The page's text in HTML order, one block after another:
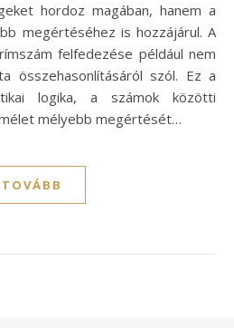
hordoz magában, hanem a
megértéséhez is hozzájárul. A
felfedezése például nem
összehasonlításáról szól. Ez a
logika, a számok közötti
mélyebb megértését…
TOVÁBB